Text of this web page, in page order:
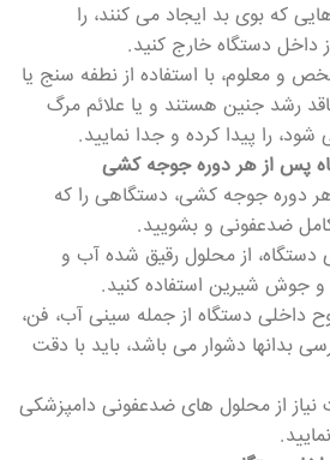
که بوی بد ایجاد می کنند، را
داخل دستگاه خارج کنید.
و معلوم، با استفاده از نطفه سنج یا
رشد جنین هستند و یا علائم مرگ
را پیدا کرده و جدا نمایید.
پس از هر دوره جوجه کشی
هر دوره جوجه کشی، دستگاهی را که
ضدعفونی و بشویید.
از محلول رقیق شده آب و
جوش شیرین استفاده کنید.
داخلی دستگاه از جمله سینی آب، فن،
بدانها دشوار می باشد، باید با دقت
نیاز از محلول های ضدعفونی دامپزشکی